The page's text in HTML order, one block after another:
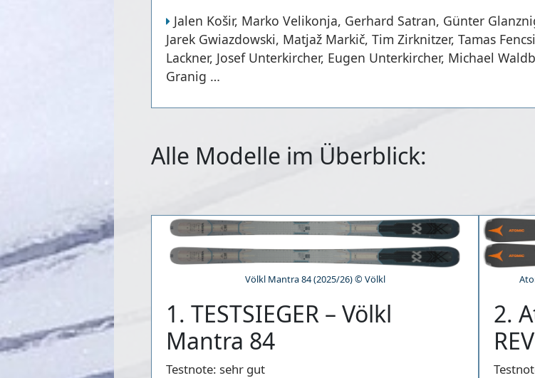
Jalen Košir, Marko Velikonja, Gerhard Satran, Günter
Jarek Gwiazdowski, Matjaž Markič, Tim Zirknitzer, Tamas
Lackner, Josef Unterkircher, Eugen Unterkircher, Michael
Granig …
Alle Modelle im Überblick:
Völkl Mantra 84 (2025/26) © Völkl
1. TESTSIEGER – Völkl
Mantra 84
Testnote: sehr gut
2.